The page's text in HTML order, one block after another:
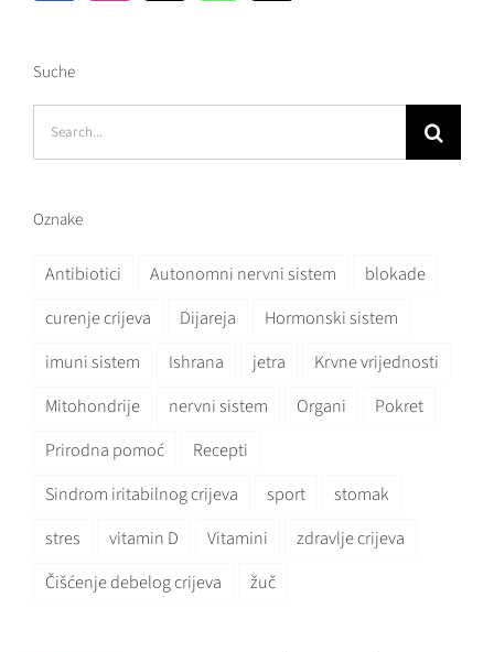
Suche
for:
Oznake
Antibiotici Autonomni nervni sistem
blokade
curenje crijeva
Dijareja
Hormonski sistem
imuni sistem
Ishrana jetra
Krvne vrijednosti
Mitohondrije
nervni sistem Organi
Pokret
Prirodna pomoć
Recepti
Sindrom iritabilnog crijeva
sport
stomak
stres
vitamin D Vitamini
zdravlje crijeva
Čišćenje debelog crijeva
žuč